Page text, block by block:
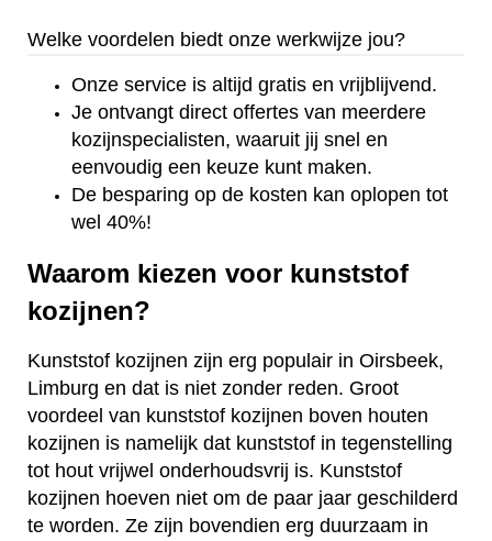
Welke voordelen biedt onze werkwijze jou?
Onze service is altijd gratis en vrijblijvend.
Je ontvangt direct offertes van meerdere
kozijnspecialisten, waaruit jij snel en
eenvoudig een keuze kunt maken.
De besparing op de kosten kan oplopen tot
wel 40%!
Waarom kiezen voor kunststof
kozijnen?
Kunststof kozijnen zijn erg populair in Oirsbeek,
Limburg en dat is niet zonder reden. Groot
voordeel van kunststof kozijnen boven houten
kozijnen is namelijk dat kunststof in tegenstelling
tot hout vrijwel onderhoudsvrij is. Kunststof
kozijnen hoeven niet om de paar jaar geschilderd
te worden. Ze zijn bovendien erg duurzaam in